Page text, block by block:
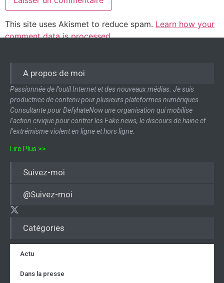
This site uses Akismet to reduce spam. Learn how your
comment data is processed.
Catégories
Actu
Dans la presse
A propos de moi
Passionnée de l’outil Internet et des nouveaux médias. Je suis
productrice de contenu pour plusieurs plateformes numériques.
Consultante pour DefyhateNow une organisation qui mobilise
l’action civique pour contrer les Fake news, le discours de haine et
l’extrémisme violent en ligne et hors ligne.
Lire Plus >>
Suivez-moi
@Suivez-moi